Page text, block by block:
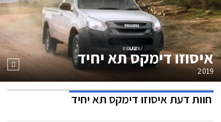
איסוזו דימקס תא יחיד
2019
חוות דעתאיסוזו דימקס תא יחיד